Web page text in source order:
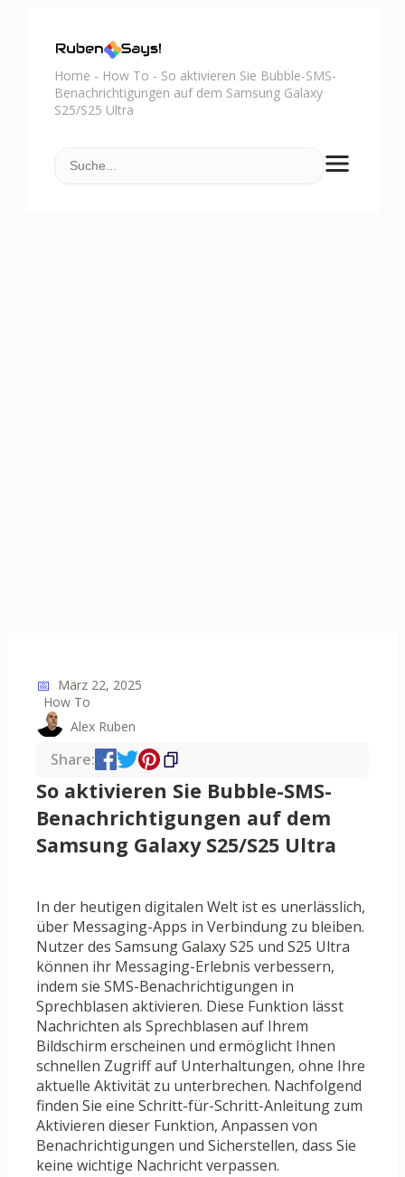
Home - How To - So aktivieren Sie Bubble-SMS-
Benachrichtigungen auf dem Samsung Galaxy
S25/S25 Ultra
📅 März 22, 2025
How To
Alex Ruben
Share:
So aktivieren Sie Bubble-SMS-
Benachrichtigungen auf dem
Samsung Galaxy S25/S25 Ultra
In der heutigen digitalen Welt ist es unerlässlich,
über Messaging-Apps in Verbindung zu bleiben.
Nutzer des Samsung Galaxy S25 und S25 Ultra
können ihr Messaging-Erlebnis verbessern,
indem sie SMS-Benachrichtigungen in
Sprechblasen aktivieren. Diese Funktion lässt
Nachrichten als Sprechblasen auf Ihrem
Bildschirm erscheinen und ermöglicht Ihnen
schnellen Zugriff auf Unterhaltungen, ohne Ihre
aktuelle Aktivität zu unterbrechen. Nachfolgend
finden Sie eine Schritt-für-Schritt-Anleitung zum
Aktivieren dieser Funktion, Anpassen von
Benachrichtigungen und Sicherstellen, dass Sie
keine wichtige Nachricht verpassen.